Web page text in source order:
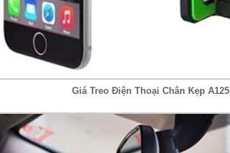
Giá Treo Điện Thoại Chân Kẹp A125